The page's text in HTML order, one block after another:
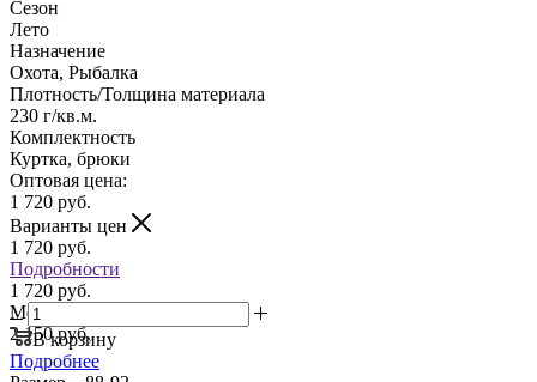
Сезон
Лето
Назначение
Охота, Рыбалка
Плотность/Толщина материала
230 г/кв.м.
Комплектность
Куртка, брюки
Оптовая цена:
1 720 руб.
Варианты цен
1 720 руб.
Подробности
1 720 руб.
Мелкий опт:
2 150 руб.
В корзину
Подробнее